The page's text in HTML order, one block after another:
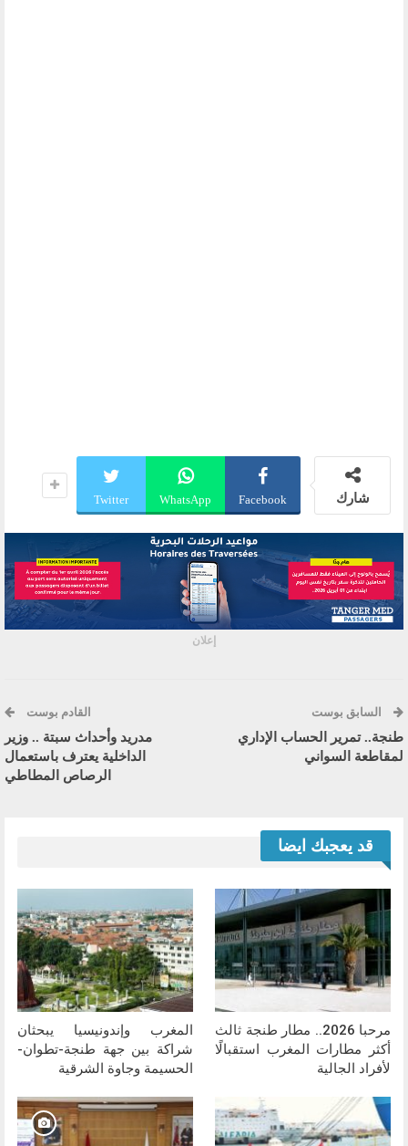
شارك Facebook
WhatsApp
Twitter
إعلان
السابق بوست
طنجة.. تمرير الحساب الإداري
لمقاطعة السواني
القادم بوست
مدريد وأحداث سبتة .. وزير
الداخلية يعترف باستعمال
الرصاص المطاطي
قد يعجبك ايضا
مرحبا 2026.. مطار طنجة ثالث
أكثر مطارات المغرب استقبالًا
لأفراد الجالية
المغرب وإندونيسيا يبحثان
شراكة بين جهة طنجة-تطوان-
الحسيمة وجاوة الشرقية